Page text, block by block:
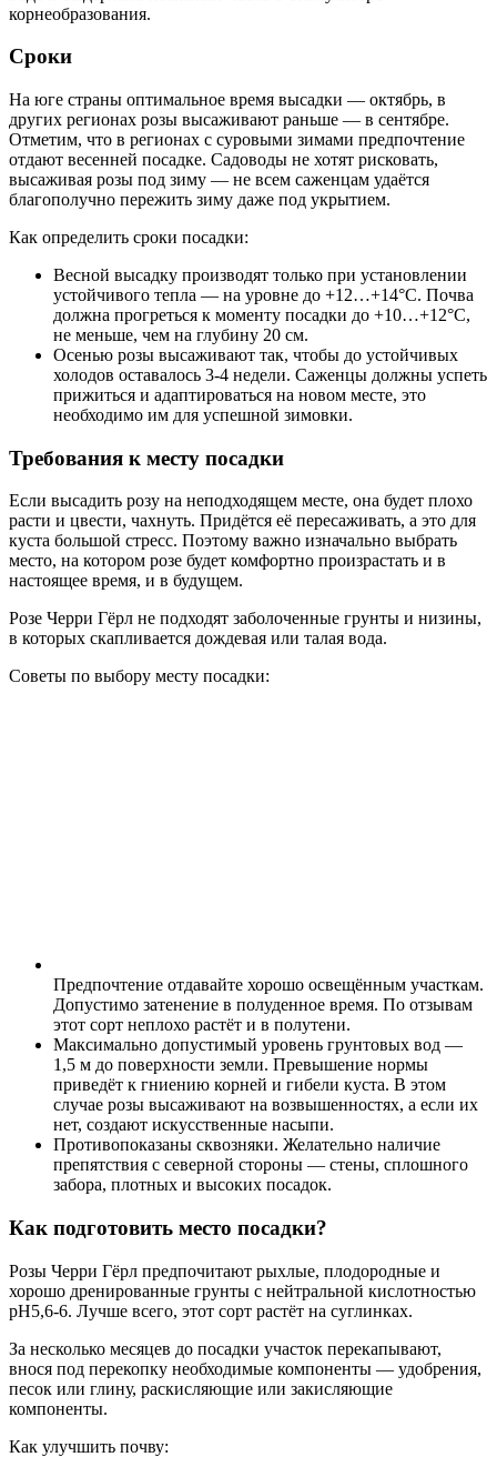
корнеобразования.
Сроки
На юге страны оптимальное время высадки — октябрь, в
других регионах розы высаживают раньше — в сентябре.
Отметим, что в регионах с суровыми зимами предпочтение
отдают весенней посадке. Садоводы не хотят рисковать,
высаживая розы под зиму — не всем саженцам удаётся
благополучно пережить зиму даже под укрытием.
Как определить сроки посадки:
Весной высадку производят только при установлении
устойчивого тепла — на уровне до +12…+14°C. Почва
должна прогреться к моменту посадки до +10…+12°C,
не меньше, чем на глубину 20 см.
Осенью розы высаживают так, чтобы до устойчивых
холодов оставалось 3-4 недели. Саженцы должны успеть
прижиться и адаптироваться на новом месте, это
необходимо им для успешной зимовки.
Требования к месту посадки
Если высадить розу на неподходящем месте, она будет плохо
расти и цвести, чахнуть. Придётся её пересаживать, а это для
куста большой стресс. Поэтому важно изначально выбрать
место, на котором розе будет комфортно произрастать и в
настоящее время, и в будущем.
Розе Черри Гёрл не подходят заболоченные грунты и низины,
в которых скапливается дождевая или талая вода.
Советы по выбору месту посадки:
Предпочтение отдавайте хорошо освещённым участкам.
Допустимо затенение в полуденное время. По отзывам
этот сорт неплохо растёт и в полутени.
Максимально допустимый уровень грунтовых вод —
1,5 м до поверхности земли. Превышение нормы
приведёт к гниению корней и гибели куста. В этом
случае розы высаживают на возвышенностях, а если их
нет, создают искусственные насыпи.
Противопоказаны сквозняки. Желательно наличие
препятствия с северной стороны — стены, сплошного
забора, плотных и высоких посадок.
Как подготовить место посадки?
Розы Черри Гёрл предпочитают рыхлые, плодородные и
хорошо дренированные грунты с нейтральной кислотностью
рН5,6-6. Лучше всего, этот сорт растёт на суглинках.
За несколько месяцев до посадки участок перекапывают,
внося под перекопку необходимые компоненты — удобрения,
песок или глину, раскисляющие или закисляющие
компоненты.
Как улучшить почву: